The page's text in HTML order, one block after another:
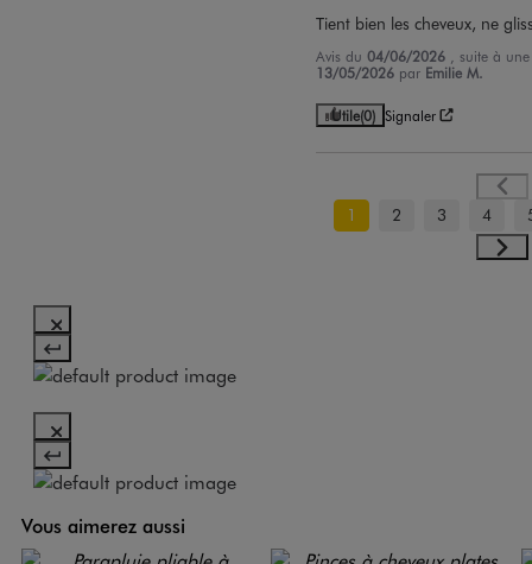
Tient bien les cheveux, ne
Avis du04/06/2026
, suite à
13/05/2026 par Emilie M.
Utile(0) Signaler
1 2 3 4
Vous aimerez aussi